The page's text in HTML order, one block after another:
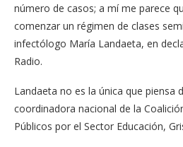
número de casos; a mí me parece
comenzar un régimen de clases
infectólogo María Landaeta, en
Radio.
Landaeta no es la única que piensa
coordinadora nacional de la
Públicos por el Sector Educación,